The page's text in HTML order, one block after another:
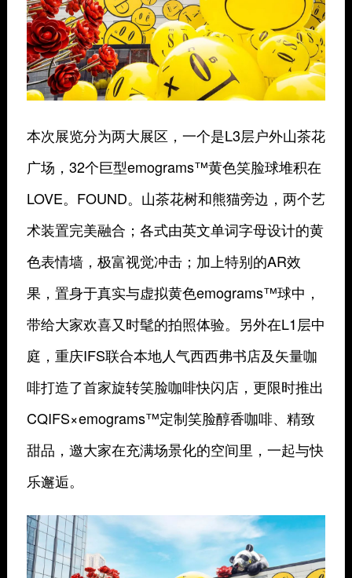
本次展览分为两大展区，一个是L3层户外山茶花
广场，32个巨型emograms™黄色笑脸球堆积在
LOVE。FOUND。山茶花树和熊猫旁边，两个艺
术装置完美融合；各式由英文单词字母设计的黄
色表情墙，极富视觉冲击；加上特别的AR效
果，置身于真实与虚拟黄色emograms™球中，
带给大家欢喜又时髦的拍照体验。另外在L1层中
庭，重庆IFS联合本地人气西西弗书店及矢量咖
啡打造了首家旋转笑脸咖啡快闪店，更限时推出
CQIFS×emograms™定制笑脸醇香咖啡、精致
甜品，邀大家在充满场景化的空间里，一起与快
乐邂逅。